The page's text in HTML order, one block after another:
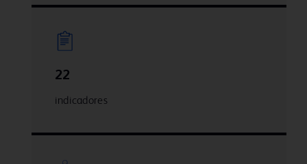
22
indicadores